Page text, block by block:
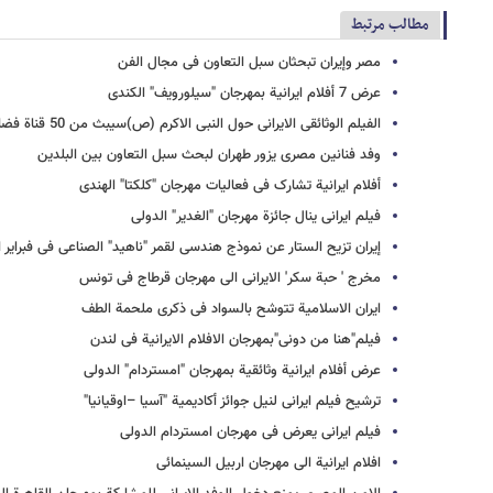
مطالب مرتبط
مصر وإیران تبحثان سبل التعاون فی مجال الفن
عرض 7 أفلام ایرانیة بمهرجان "سیلورویف" الکندی
الفیلم الوثائقی الایرانی حول النبی الاکرم (ص)سیبث من 50 قناة فضائیة
وفد فنانین مصری یزور طهران لبحث سبل التعاون بین البلدین
أفلام ایرانیة تشارک فی فعالیات مهرجان "کلکتا" الهندی
فیلم ایرانی ینال جائزة مهرجان "الغدیر" الدولی
إیران تزیح الستار عن نموذج هندسی لقمر "ناهید" الصناعی فی فبرایر
مخرج ' حبة سکر' الایرانی الی مهرجان قرطاج فی تونس
ایران الاسلامیة تتوشح بالسواد فی ذکری ملحمة الطف
فیلم"هنا من دونی"بمهرجان الافلام الایرانیة فی لندن
عرض أفلام ایرانیة وثائقیة بمهرجان "امستردام" الدولی
ترشیح فیلم ایرانی لنیل جوائز أکادیمیة "آسیا –اوقیانیا"
فیلم ایرانی یعرض فی مهرجان امستردام الدولی
افلام ایرانیة الى مهرجان اربیل السینمائی